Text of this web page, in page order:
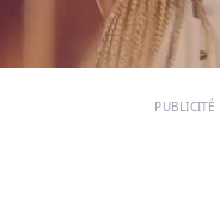
PUBLICITÉ